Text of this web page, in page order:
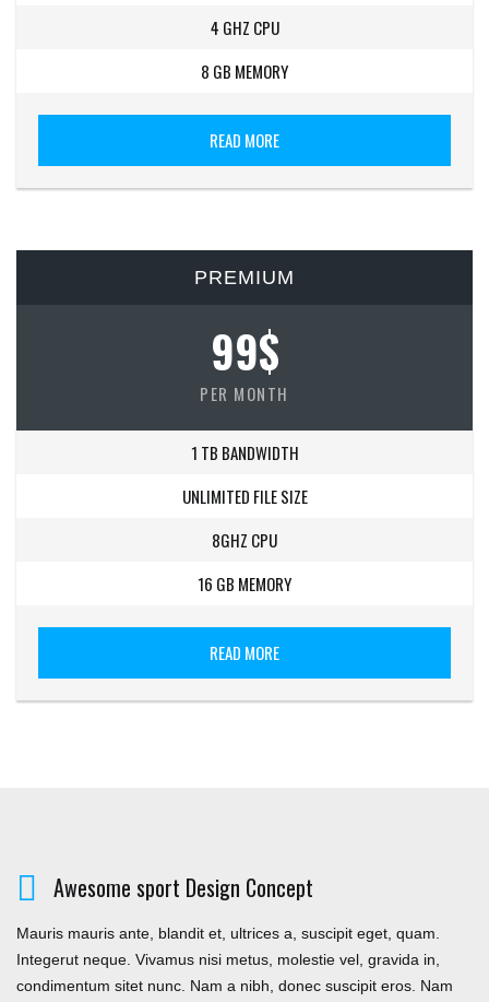
4 GHZ CPU
8 GB MEMORY
READ MORE
PREMIUM
99$
PER MONTH
1 TB BANDWIDTH
UNLIMITED FILE SIZE
8GHZ CPU
16 GB MEMORY
READ MORE
Awesome sport Design Concept
Mauris mauris ante, blandit et, ultrices a, suscipit eget, quam.
Integerut neque. Vivamus nisi metus, molestie vel, gravida in,
condimentum sitet nunc. Nam a nibh, donec suscipit eros. Nam